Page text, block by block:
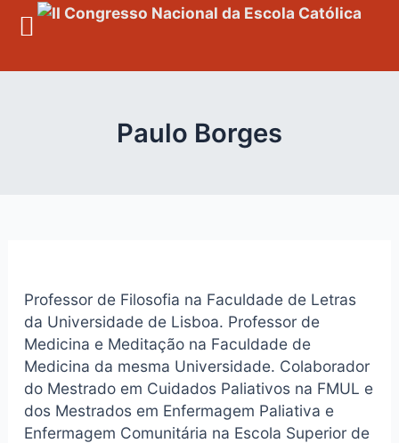
Paulo Borges
Professor de Filosofia na Faculdade de Letras
da Universidade de Lisboa. Professor de
Medicina e Meditação na Faculdade de
Medicina da mesma Universidade. Colaborador
do Mestrado em Cuidados Paliativos na FMUL e
dos Mestrados em Enfermagem Paliativa e
Enfermagem Comunitária na Escola Superior de